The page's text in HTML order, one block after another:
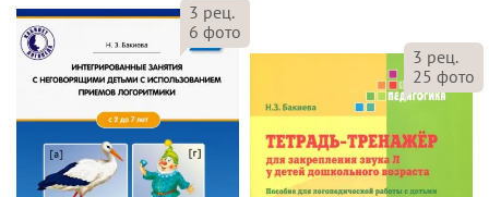
3 рец.
6 фото
3 рец.
25 фото